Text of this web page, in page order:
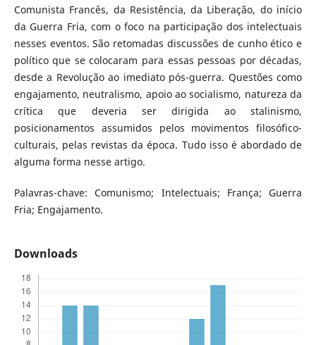
Comunista Francês, da Resistência, da Liberação, do início
da Guerra Fria, com o foco na participação dos intelectuais
nesses eventos. São retomadas discussões de cunho ético e
político que se colocaram para essas pessoas por décadas,
desde a Revolução ao imediato pós-guerra. Questões como
engajamento, neutralismo, apoio ao socialismo, natureza da
crítica que deveria ser dirigida ao stalinismo,
posicionamentos assumidos pelos movimentos filosófico-
culturais, pelas revistas da época. Tudo isso é abordado de
alguma forma nesse artigo.
Palavras-chave: Comunismo; Intelectuais; França; Guerra
Fria; Engajamento.
Downloads